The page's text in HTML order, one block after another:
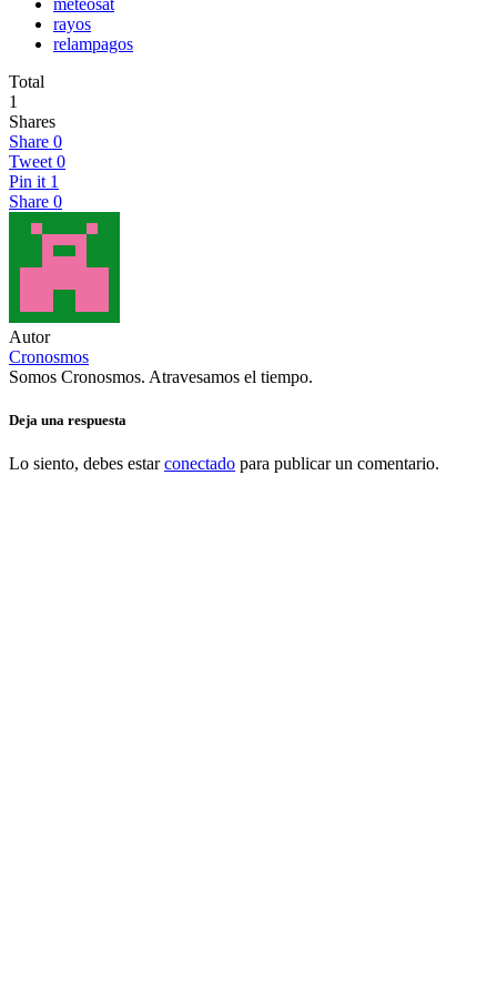
rayos
relampagos
Total
1
Shares
Share 0
Tweet 0
Pin it 1
Share 0
Autor
Cronosmos
Somos Cronosmos. Atravesamos el tiempo.
Deja una respuesta
Lo siento, debes estarconectado para publicar un comentario.